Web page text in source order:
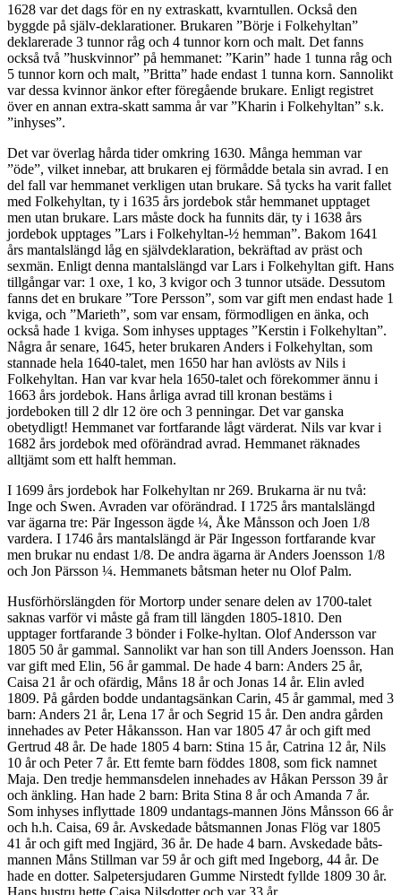
1628 var det dags för en ny extraskatt, kvarntullen. Också den
byggde på själv-deklarationer. Brukaren ”Börje i Folkehyltan”
deklarerade 3 tunnor råg och 4 tunnor korn och malt. Det fanns
också två ”huskvinnor” på hemmanet: ”Karin” hade 1 tunna råg och
5 tunnor korn och malt, ”Britta” hade endast 1 tunna korn. Sannolikt
var dessa kvinnor änkor efter föregående brukare. Enligt registret
över en annan extra-skatt samma år var ”Kharin i Folkehyltan” s.k.
”inhyses”.
Det var överlag hårda tider omkring 1630. Många hemman var
”öde”, vilket innebar, att brukaren ej förmådde betala sin avrad. I en
del fall var hemmanet verkligen utan brukare. Så tycks ha varit fallet
med Folkehyltan, ty i 1635 års jordebok står hemmanet upptaget
men utan brukare. Lars måste dock ha funnits där, ty i 1638 års
jordebok upptages ”Lars i Folkehyltan-½ hemman”. Bakom 1641
års mantalslängd låg en självdeklaration, bekräftad av präst och
sexmän. Enligt denna mantalslängd var Lars i Folkehyltan gift. Hans
tillgångar var: 1 oxe, 1 ko, 3 kvigor och 3 tunnor utsäde. Dessutom
fanns det en brukare ”Tore Persson”, som var gift men endast hade 1
kviga, och ”Marieth”, som var ensam, förmodligen en änka, och
också hade 1 kviga. Som inhyses upptages ”Kerstin i Folkehyltan”.
Några år senare, 1645, heter brukaren Anders i Folkehyltan, som
stannade hela 1640-talet, men 1650 har han avlösts av Nils i
Folkehyltan. Han var kvar hela 1650-talet och förekommer ännu i
1663 års jordebok. Hans årliga avrad till kronan bestäms i
jordeboken till 2 dlr 12 öre och 3 penningar. Det var ganska
obetydligt! Hemmanet var fortfarande lågt värderat. Nils var kvar i
1682 års jordebok med oförändrad avrad. Hemmanet räknades
alltjämt som ett halft hemman.
I 1699 års jordebok har Folkehyltan nr 269. Brukarna är nu två:
Inge och Swen. Avraden var oförändrad. I 1725 års mantalslängd
var ägarna tre: Pär Ingesson ägde ¼, Åke Månsson och Joen 1/8
vardera. I 1746 års mantalslängd är Pär Ingesson fortfarande kvar
men brukar nu endast 1/8. De andra ägarna är Anders Joensson 1/8
och Jon Pärsson ¼. Hemmanets båtsman heter nu Olof Palm.
Husförhörslängden för Mortorp under senare delen av 1700-talet
saknas varför vi måste gå fram till längden 1805-1810. Den
upptager fortfarande 3 bönder i Folke-hyltan. Olof Andersson var
1805 50 år gammal. Sannolikt var han son till Anders Joensson. Han
var gift med Elin, 56 år gammal. De hade 4 barn: Anders 25 år,
Caisa 21 år och ofärdig, Måns 18 år och Jonas 14 år. Elin avled
1809. På gården bodde undantagsänkan Carin, 45 år gammal, med 3
barn: Anders 21 år, Lena 17 år och Segrid 15 år. Den andra gården
innehades av Peter Håkansson. Han var 1805 47 år och gift med
Gertrud 48 år. De hade 1805 4 barn: Stina 15 år, Catrina 12 år, Nils
10 år och Peter 7 år. Ett femte barn föddes 1808, som fick namnet
Maja. Den tredje hemmansdelen innehades av Håkan Persson 39 år
och änkling. Han hade 2 barn: Brita Stina 8 år och Amanda 7 år.
Som inhyses inflyttade 1809 undantags-mannen Jöns Månsson 66 år
och h.h. Caisa, 69 år. Avskedade båtsmannen Jonas Flög var 1805
41 år och gift med Ingjärd, 36 år. De hade 4 barn. Avskedade båts-
mannen Måns Stillman var 59 år och gift med Ingeborg, 44 år. De
hade en dotter. Salpetersjudaren Gumme Nirstedt fyllde 1809 30 år.
Hans hustru hette Cajsa Nilsdotter och var 33 år.